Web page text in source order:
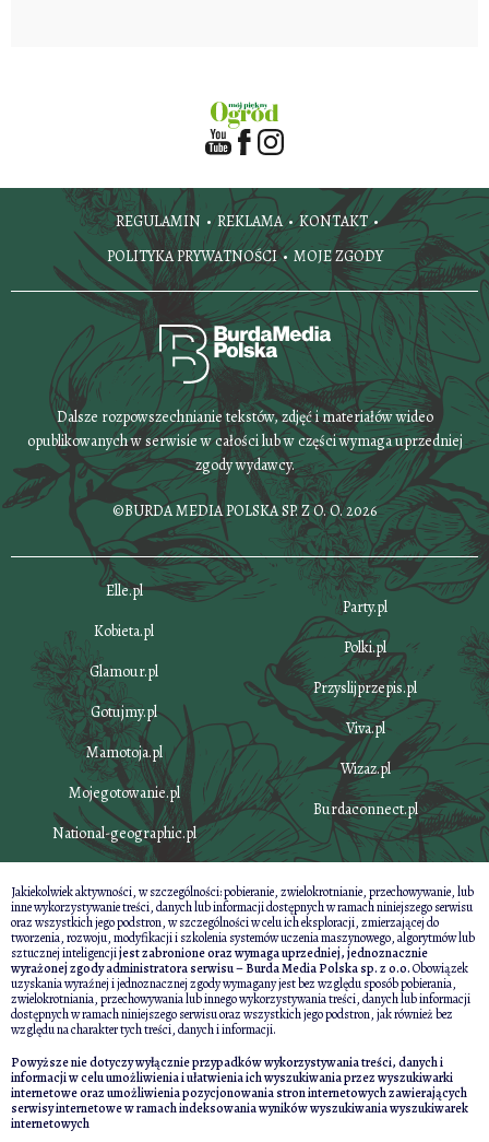
REGULAMIN REKLAMA
KONTAKT
POLITYKA PRYWATNOŚCI
MOJE ZGODY
Dalsze rozpowszechnianie tekstów, zdjęć i materiałów wideo
opublikowanych w serwisie w całości lub w części wymaga uprzedniej
zgody wydawcy.
©BURDA MEDIA POLSKA SP. Z O. O. 2026
Elle.pl
Kobieta.pl
Glamour.pl
Gotujmy.pl
Mamotoja.pl
Mojegotowanie.pl
National-geographic.pl
Party.pl
Polki.pl
Przyslijprzepis.pl
Viva.pl
Wizaz.pl
Burdaconnect.pl
Jakiekolwiek aktywności, w szczególności: pobieranie, zwielokrotnianie, przechowywanie, lub
inne wykorzystywanie treści, danych lub informacji dostępnych w ramach niniejszego serwisu
oraz wszystkich jego podstron, w szczególności w celu ich eksploracji, zmierzającej do
tworzenia, rozwoju, modyfikacji i szkolenia systemów uczenia maszynowego, algorytmów lub
sztucznej inteligencjijest zabronione oraz wymaga uprzedniej, jednoznacznie
wyrażonej zgody administratora serwisu – Burda Media Polska sp. z o.o.Obowiązek
uzyskania wyraźnej i jednoznacznej zgody wymagany jest bez względu sposób pobierania,
zwielokrotniania, przechowywania lub innego wykorzystywania treści, danych lub informacji
dostępnych w ramach niniejszego serwisu oraz wszystkich jego podstron, jak również bez
względu na charakter tych treści, danych i informacji.
Powyższe nie dotyczy wyłącznie przypadków wykorzystywania treści, danych i
informacji w celu umożliwienia i ułatwienia ich wyszukiwania przez wyszukiwarki
internetowe oraz umożliwienia pozycjonowania stron internetowych zawierających
serwisy internetowe w ramach indeksowania wyników wyszukiwania wyszukiwarek
internetowych